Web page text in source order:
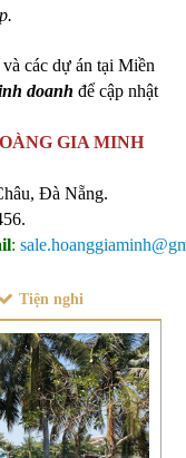
và các dự án tại Miền
doanh để cập nhật
GIA MINH
Đà Nẵng.
:
Tiện nghi